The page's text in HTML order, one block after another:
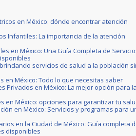
en México: dónde encontrar atención
Infantiles: La importancia de la atención
en México: Una Guía Completa de
servicios de salud a la población
en México: Todo lo que necesitas saber
Privados en México: La mejor opción para
en México: opciones para garantizar tu
en México: Servicios y programas para
en la Ciudad de México: Guía completa
disponibles